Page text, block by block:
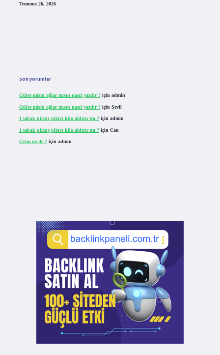
Temmuz 26, 2026
Son yorumlar
Güler misin ağlar mısın nasıl yazılır ?için admin
Güler misin ağlar mısın nasıl yazılır ?için Sevil
1 tabak pirinç pilavı kilo aldırır mı ?için admin
1 tabak pirinç pilavı kilo aldırır mı ?için Can
Grim ne de ?için admin